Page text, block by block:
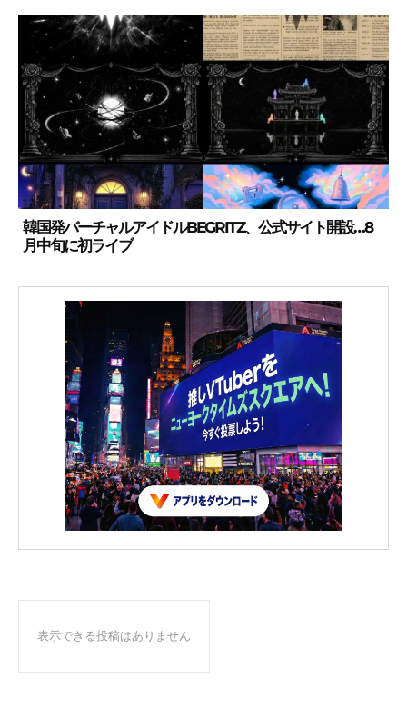
韓国発バーチャルアイドルBEGRITZ、公式サイト開設…8
月中旬に初ライブ
表示できる投稿はありません